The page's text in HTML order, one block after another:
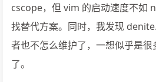
cscope，但 vim 的启动速度不如
找替代方案。同时，我发现
者也不怎么维护了，一想似乎是
了。